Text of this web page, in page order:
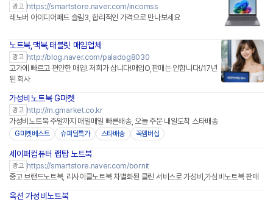
광고 https://smartstore.naver.com/incomss
레노버 아이디어패드 슬림3, 합리적인 가격으로 만나보세요
노트북,맥북,태블릿 매입업체
광고 http://blog.naver.com/paladog8030
고가에 빠르고 편안한 매입! 저희가 삽니다!매입O,판매는 안합니다!/17년
된 회사
가성비노트북 G마켓
광고 http://m.gmarket.co.kr
가성비노트북 주말까지 매일매일 빠른배송, 오늘 주문 내일도착 스타배송
G마켓베스트 슈퍼딜특가 스타배송 꼭멤버십
세이퍼컴퓨터 랩탑 노트북
광고 https://smartstore.naver.com/bornit
중고 브랜드노트북, 리사이클노트북 차별화된 클린 서비스로 가성비,가심비노트북 판매
옥션 가성비노트북